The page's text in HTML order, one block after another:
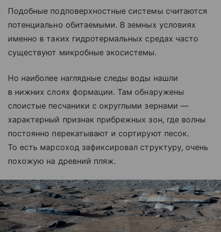
Подобные подповерхностные системы считаются
потенциально обитаемыми. В земных условиях
именно в таких гидротермальных средах часто
существуют микробные экосистемы.
Но наиболее наглядные следы воды нашли
в нижних слоях формации. Там обнаружены
слоистые песчаники с округлыми зернами —
характерный признак прибрежных зон, где волны
постоянно перекатывают и сортируют песок.
То есть марсоход зафиксировал структуру, очень
похожую на древний пляж.